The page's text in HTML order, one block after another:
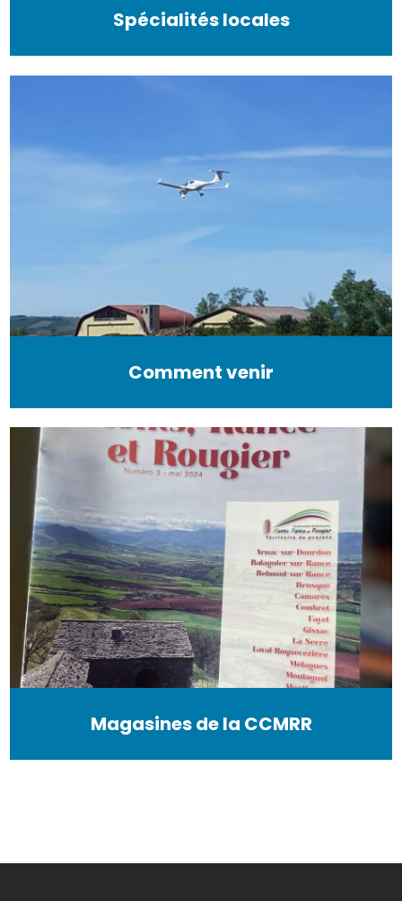
Spécialités locales
Comment venir
Magasines de la CCMRR